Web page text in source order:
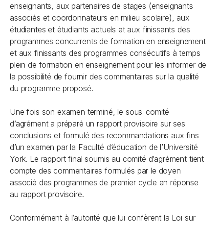
enseignants, aux partenaires de stages (enseignants
associés et coordonnateurs en milieu scolaire), aux
étudiantes et étudiants actuels et aux finissants des
programmes concurrents de formation en enseignement
et aux finissants des programmes consécutifs à temps
plein de formation en enseignement pour les informer de
la possibilité de fournir des commentaires sur la qualité
du programme proposé.
Une fois son examen terminé, le sous-comité
d’agrément a préparé un rapport provisoire sur ses
conclusions et formulé des recommandations aux fins
d’un examen par la Faculté d’éducation de l’Université
York. Le rapport final soumis au comité d’agrément tient
compte des commentaires formulés par le doyen
associé des programmes de premier cycle en réponse
au rapport provisoire.
Conformément à l’autorité que lui confèrent la Loi sur